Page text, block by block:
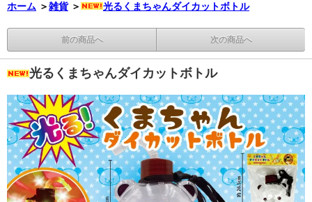
ホーム ＞雑貨 ＞ 光るくまちゃんダイカットボトル
前の商品へ 次の商品へ
光るくまちゃんダイカットボトル